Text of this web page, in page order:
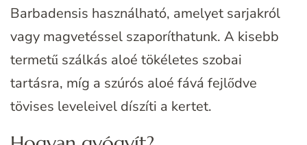
Barbadensis használható, amelyet sarjakról
vagy magvetéssel szaporíthatunk. A kisebb
termetű szálkás aloé tökéletes szobai
tartásra, míg a szúrós aloé fává fejlődve
tövises leveleivel díszíti a kertet.